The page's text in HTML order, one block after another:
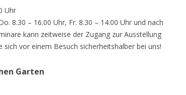
Uhr
8.30 – 16.00 Uhr, Fr. 8.30 – 14.00 Uhr und nach
kann zeitweise der Zugang zur Ausstellung
vor einem Besuch sicherheitshalber bei uns!
Garten